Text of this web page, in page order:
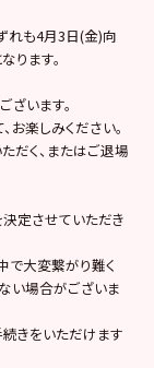
れも4月3日(金)向
ります。
います。
楽しみください。
だく、またはご退場
定させていただき
大変繋がり難く
い場合がございま
きをいただけます